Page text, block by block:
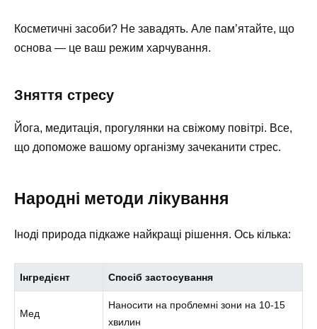
Косметичні засоби? Не завадять. Але пам’ятайте, що
основа — це ваш режим харчування.
Зняття стресу
Йога, медитація, прогулянки на свіжому повітрі. Все,
що допоможе вашому організму зачеканити стрес.
Народні методи лікування
Іноді природа підкаже найкращі рішення. Ось кілька:
Інгредієнт Спосіб застосування
Мед
Наносити на проблемні зони на 10-15
хвилин